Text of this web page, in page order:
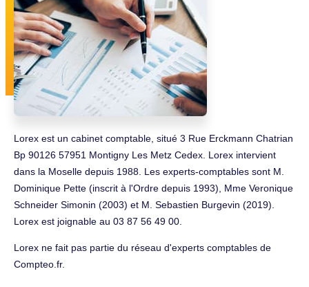
Lorex est un cabinet comptable, situé 3 Rue Erckmann Chatrian
Bp 90126 57951 Montigny Les Metz Cedex. Lorex intervient
dans la Moselle depuis 1988. Les experts-comptables sont M.
Dominique Pette (inscrit à l'Ordre depuis 1993), Mme Veronique
Schneider Simonin (2003) et M. Sebastien Burgevin (2019).
Lorex est joignable au 03 87 56 49 00.
Lorex ne fait pas partie du réseau d'experts comptables de
Compteo.fr.